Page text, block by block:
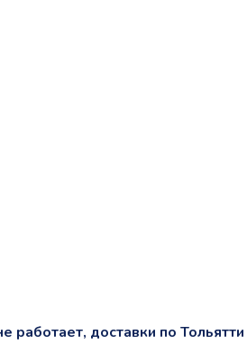
работает, доставки по